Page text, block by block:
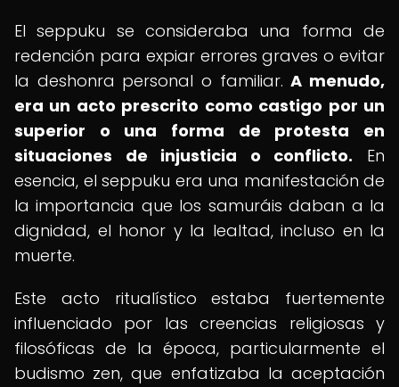
El seppuku se consideraba una forma de
redención para expiar errores graves o evitar
la deshonra personal o familiar.A menudo,
era un acto prescrito como castigo por un
superior o una forma de protesta en
situaciones de injusticia o conflicto. En
esencia, el seppuku era una manifestación de
la importancia que los samuráis daban a la
dignidad, el honor y la lealtad, incluso en la
muerte.
Este acto ritualístico estaba fuertemente
influenciado por las creencias religiosas y
filosóficas de la época, particularmente el
budismo zen, que enfatizaba la aceptación